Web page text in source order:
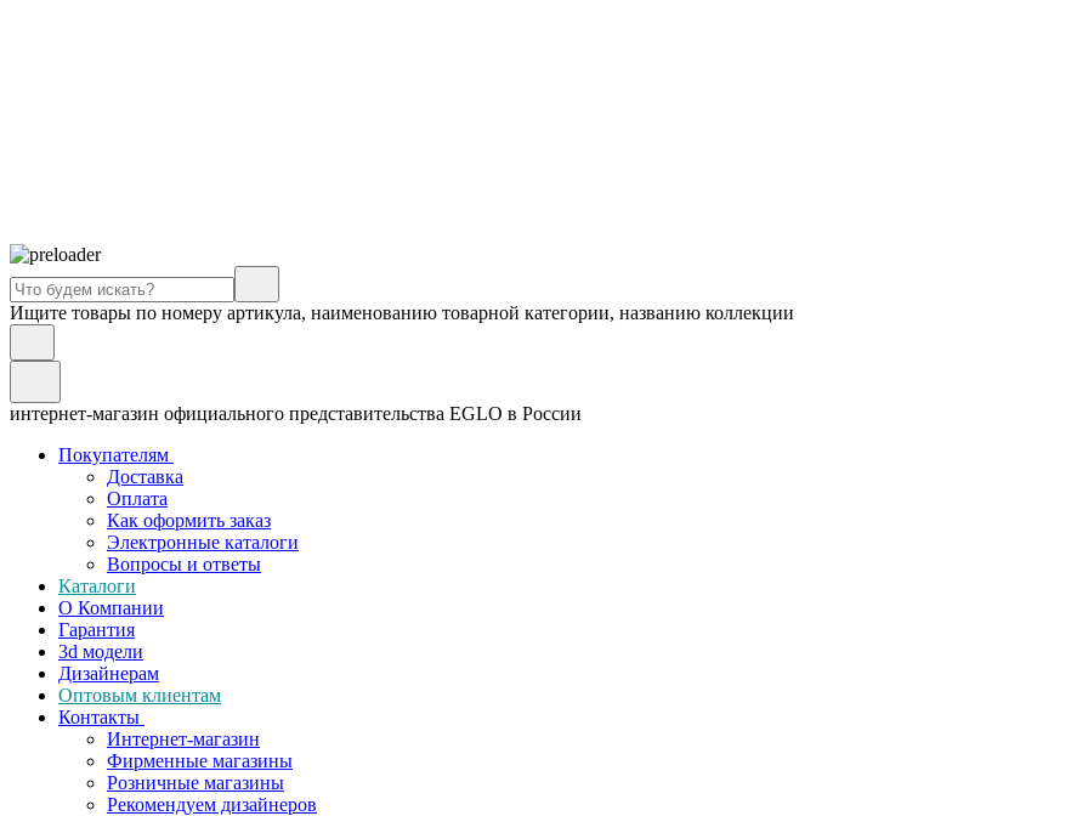
Ищите товары по номеру артикула, наименованию товарной категории, названию коллекции
интернет-магазин официального представительства EGLO в России
Покупателям
Доставка
Оплата
Как оформить заказ
Электронные каталоги
Вопросы и ответы
Каталоги
О Компании
Гарантия
3d модели
Дизайнерам
Оптовым клиентам
Контакты
Интернет-магазин
Фирменные магазины
Розничные магазины
Рекомендуем дизайнеров